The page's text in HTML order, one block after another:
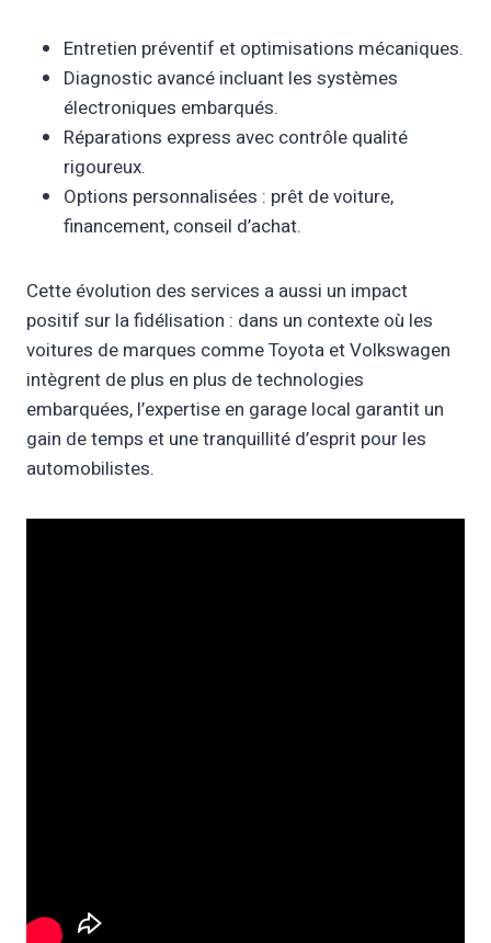
Entretien préventif et optimisations mécaniques.
Diagnostic avancé incluant les systèmes
électroniques embarqués.
Réparations express avec contrôle qualité
rigoureux.
Options personnalisées : prêt de voiture,
financement, conseil d’achat.
Cette évolution des services a aussi un impact
positif sur la fidélisation : dans un contexte où les
voitures de marques comme Toyota et Volkswagen
intègrent de plus en plus de technologies
embarquées, l’expertise en garage local garantit un
gain de temps et une tranquillité d’esprit pour les
automobilistes.